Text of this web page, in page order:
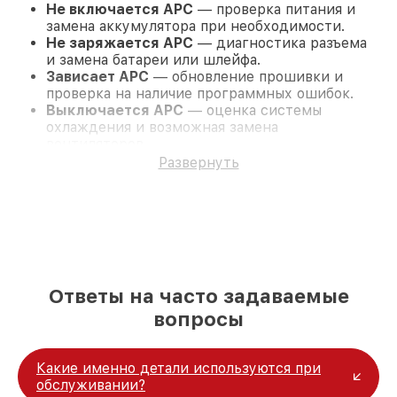
Не включается APC — проверка питания и
замена аккумулятора при необходимости.
Не заряжается APC — диагностика разъема
и замена батареи или шлейфа.
Зависает APC — обновление прошивки и
проверка на наличие программных ошибок.
Выключается APC — оценка системы
охлаждения и возможная замена
Не реагирует APC— полная диагностика и
позволяет точно выявить проблему. Мы
используем только оригинальные запчасти, что
гарантирует долговечность и надежность
ремонта. Все работы выполняются в кратчайшие
сроки, а также поддерживаются гарантией до 36
месяцев.
Развернуть
Ответы на часто задаваемые
вопросы
Какие именно детали используются при
обслуживании?